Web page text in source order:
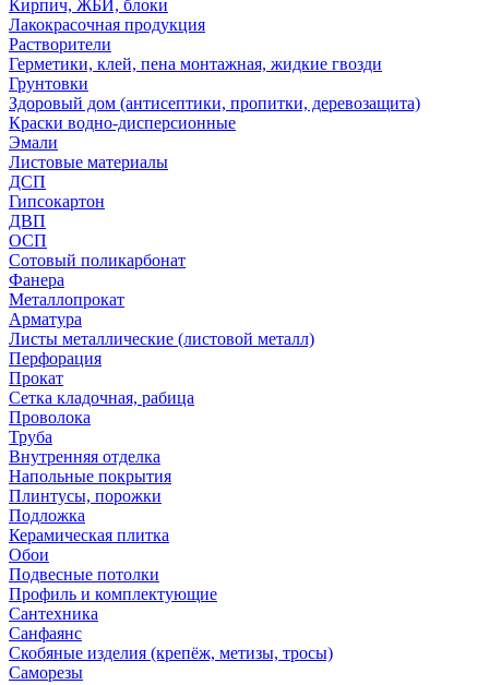
Кирпич, ЖБИ, блоки
Лакокрасочная продукция
Растворители
Герметики, клей, пена монтажная, жидкие гвозди
Грунтовки
Здоровый дом (антисептики, пропитки, деревозащита)
Краски водно-дисперсионные
Эмали
Листовые материалы
ДСП
Гипсокартон
ДВП
ОСП
Сотовый поликарбонат
Фанера
Металлопрокат
Арматура
Листы металлические (листовой металл)
Перфорация
Прокат
Сетка кладочная, рабица
Проволока
Труба
Внутренняя отделка
Напольные покрытия
Плинтусы, порожки
Подложка
Керамическая плитка
Обои
Подвесные потолки
Профиль и комплектующие
Сантехника
Санфаянс
Скобяные изделия (крепёж, метизы, тросы)
Саморезы